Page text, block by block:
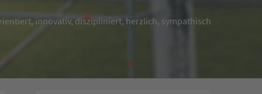
innovativ, diszipliniert, herzlich, sympathisch